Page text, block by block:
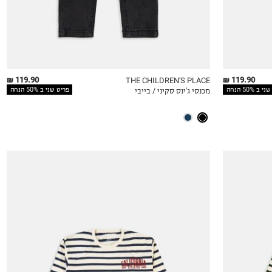
119.90 ₪
50% הנחה MY LIST
QUICKVIEW
119.90 ₪
פריט שני ב 50% הנחה
THE CHILDREN'S PLACE
מכנסי ג'ינס סקיני / בייבי